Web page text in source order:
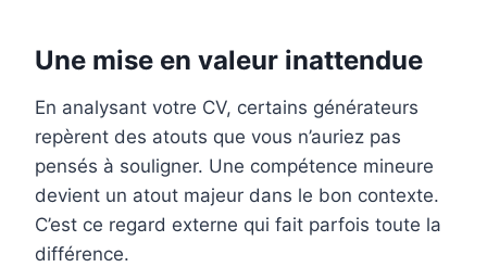
Une mise en valeur inattendue
En analysant votre CV, certains générateurs
repèrent des atouts que vous n’auriez pas
pensés à souligner. Une compétence mineure
devient un atout majeur dans le bon contexte.
C’est ce regard externe qui fait parfois toute la
différence.